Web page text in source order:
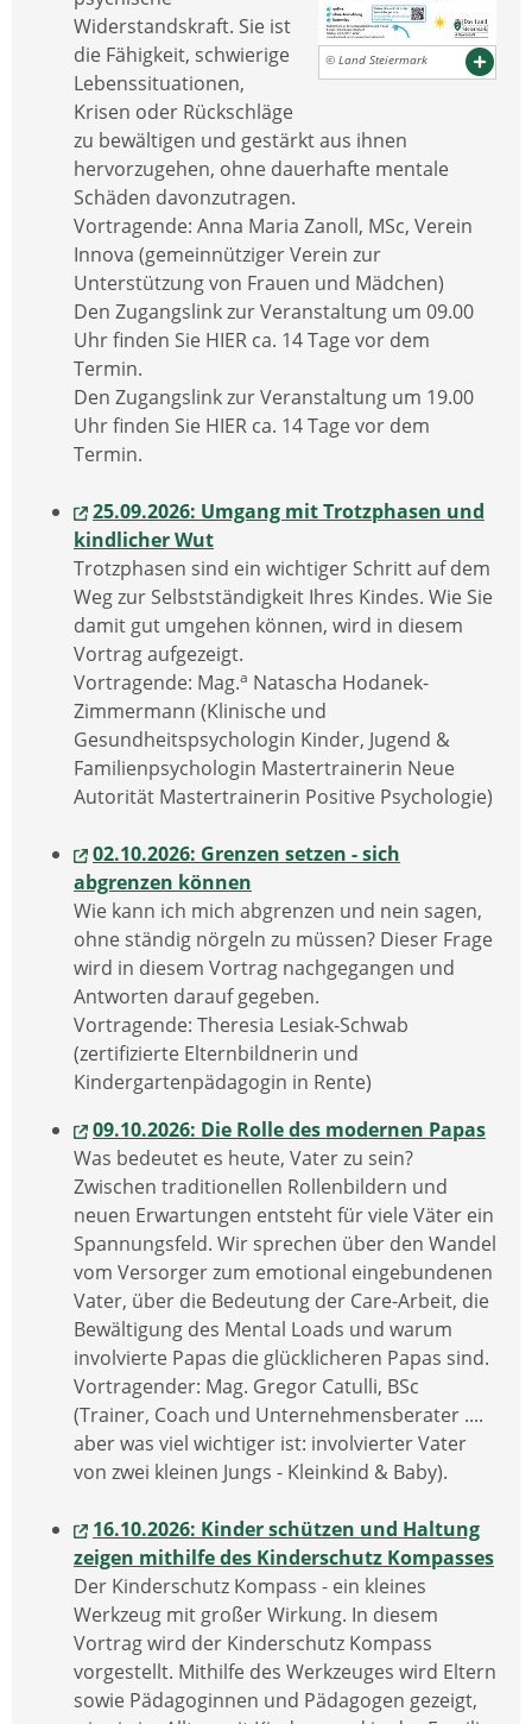
© Land Steiermark
Widerstandskraft. Sie ist
die Fähigkeit, schwierige
Lebenssituationen,
Krisen oder Rückschläge
zu bewältigen und gestärkt aus ihnen
hervorzugehen, ohne dauerhafte mentale
Schäden davonzutragen.
Vortragende: Anna Maria Zanoll, MSc, Verein
Innova (gemeinnütziger Verein zur
Unterstützung von Frauen und Mädchen)
Den Zugangslink zur Veranstaltung um 09.00
Uhr finden Sie HIER ca. 14 Tage vor dem
Termin.
Den Zugangslink zur Veranstaltung um 19.00
Uhr finden Sie HIER ca. 14 Tage vor dem
Termin.
25.09.2026: Umgang mit Trotzphasen und
kindlicher Wut
Trotzphasen sind ein wichtiger Schritt auf dem
Weg zur Selbstständigkeit Ihres Kindes. Wie Sie
damit gut umgehen können, wird in diesem
Vortrag aufgezeigt.
Vortragende: Mag.a Natascha Hodanek-
Zimmermann (Klinische und
Gesundheitspsychologin Kinder, Jugend &
Familienpsychologin Mastertrainerin Neue
Autorität Mastertrainerin Positive Psychologie)
02.10.2026: Grenzen setzen - sich
abgrenzen können
Wie kann ich mich abgrenzen und nein sagen,
ohne ständig nörgeln zu müssen? Dieser Frage
wird in diesem Vortrag nachgegangen und
Antworten darauf gegeben.
Vortragende: Theresia Lesiak-Schwab
(zertifizierte Elternbildnerin und
Kindergartenpädagogin in Rente)
09.10.2026: Die Rolle des modernen Papas
Was bedeutet es heute, Vater zu sein?
Zwischen traditionellen Rollenbildern und
neuen Erwartungen entsteht für viele Väter ein
Spannungsfeld. Wir sprechen über den Wandel
vom Versorger zum emotional eingebundenen
Vater, über die Bedeutung der Care-Arbeit, die
Bewältigung des Mental Loads und warum
involvierte Papas die glücklicheren Papas sind.
Vortragender: Mag. Gregor Catulli, BSc
(Trainer, Coach und Unternehmensberater ....
aber was viel wichtiger ist: involvierter Vater
von zwei kleinen Jungs - Kleinkind & Baby).
16.10.2026: Kinder schützen und Haltung
zeigen mithilfe des Kinderschutz Kompasses
Der Kinderschutz Kompass - ein kleines
Werkzeug mit großer Wirkung. In diesem
Vortrag wird der Kinderschutz Kompass
vorgestellt. Mithilfe des Werkzeuges wird Eltern
sowie Pädagoginnen und Pädagogen gezeigt,